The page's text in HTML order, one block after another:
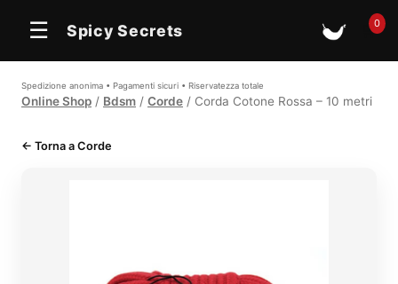
☰ Spicy Secrets 🛒0
Spedizione anonima • Pagamenti sicuri • Riservatezza totale
Online Shop / Bdsm / Corde / Corda Cotone Rossa – 10 metri
← Torna a Corde